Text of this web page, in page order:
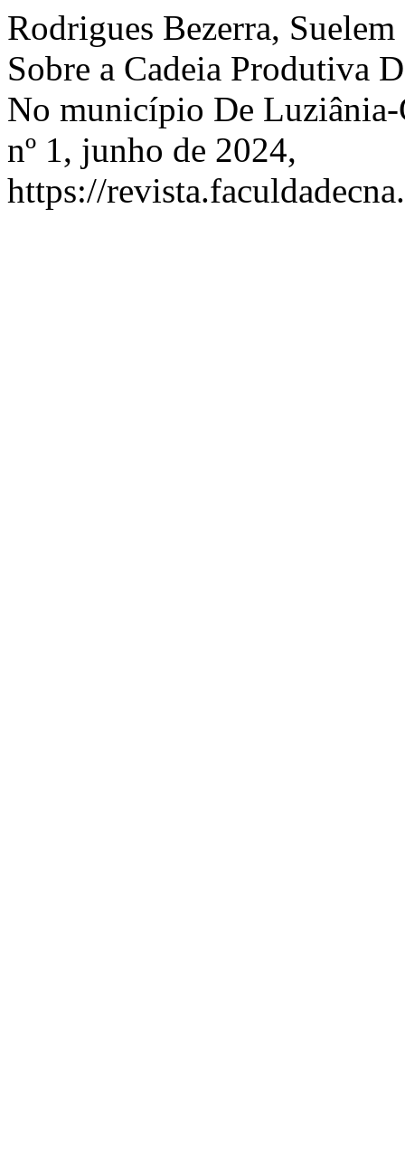
Rodrigues Bezerra,
Sobre a Cadeia Produtiva
No município De
nº 1, junho de 2024,
https://